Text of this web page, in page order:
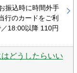
振込時に時間外手
行のカードをご利
18:00以降 110円
どうしたらいい